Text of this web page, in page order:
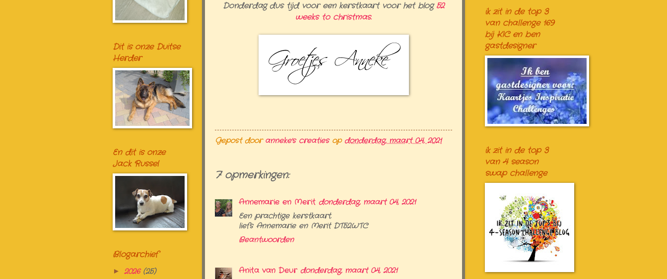
Donderdag dus tijd voor een kerstkaart voor het blog52
weeks to christmas.
Gepost dooranneke's creaties opdonderdag, maart 04, 2021
7 opmerkingen:
Annemarie en Merit donderdag, maart 04, 2021
Een prachtige kerstkaart.
liefs Annemarie en Merit DT52WTC
Beantwoorden
Anita van Deur donderdag, maart 04, 2021
Dit is onze Duitse
Herder
En dit is onze
Jack Russel
Blogarchief
► 2026(25)
ik zit in de top 3
van challenge 169
bij KIC en ben
gastdesigner
ik zit in de top 3
van 4 season
swap challenge